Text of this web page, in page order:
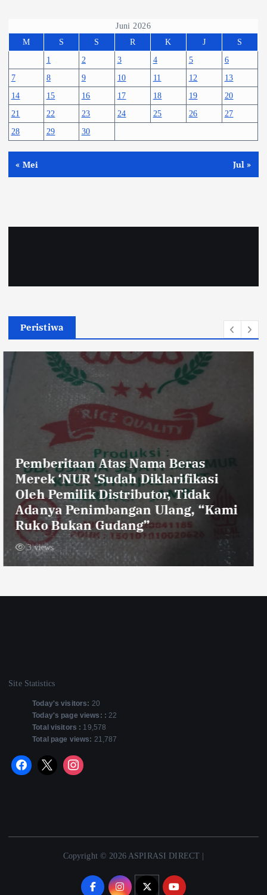
Juni 2026
M
S S R K J
S
1
2 3 4 5
6
7
8 9 10 11 12
13
14
15 16 17 18 19
20
21
22 23 24 25 26
27
28
29 30
« Mei Jul »
Peristiwa
Petahana Dano Sumarno Jadi
Pendaftar Kelima Pilkades
Sukaraya
3 views
Site Statistics
Today's visitors: 20
Today's page views: :22
Total visitors : 19,578
Total page views: 21,787
Copyright © 2026 ASPIRASI DIRECT |